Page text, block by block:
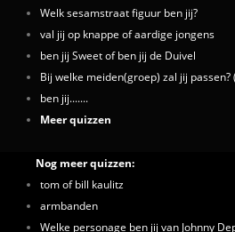
Welk sesamstraat figuur ben jij?
val jij op knappe of aardige jongens
ben jij Sweet of ben jij de Duivel
Bij welke meiden(groep) zal jij passen?
ben jij.......
Meer quizzen
Nog meer quizzen:
tom of bill kaulitz
armbanden
Welke personage ben jij van Johnny